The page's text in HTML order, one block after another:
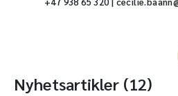
Nyhetsartikler (12)